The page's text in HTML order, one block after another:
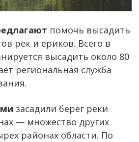
помочь высадить
рек и ериков. Всего в
высадить около 80
региональная служба
засадили берег реки
— множество других
районах области. По